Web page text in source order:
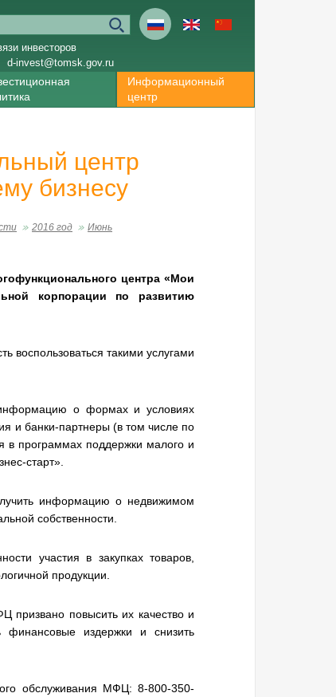
инвесторов
d-invest@tomsk.gov.ru
Информационный
центр
центр
бизнесу
2016 год Июнь
центра «Мои
корпорации по развитию
воспользоваться такими услугами
о формах и условиях
и банки-партнеры (в том числе по
в программах поддержки малого и
старт».
информацию о недвижимом
собственности.
участия в закупках товаров,
продукции.
призвано повысить их качество и
финансовые издержки и снизить
обслуживания МФЦ: 8-800-350-